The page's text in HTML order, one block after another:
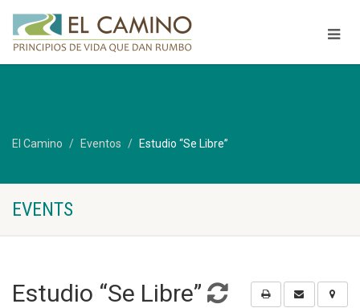
El Camino Eventos Estudio “Se Libre”
EVENTS
Estudio “Se Libre”